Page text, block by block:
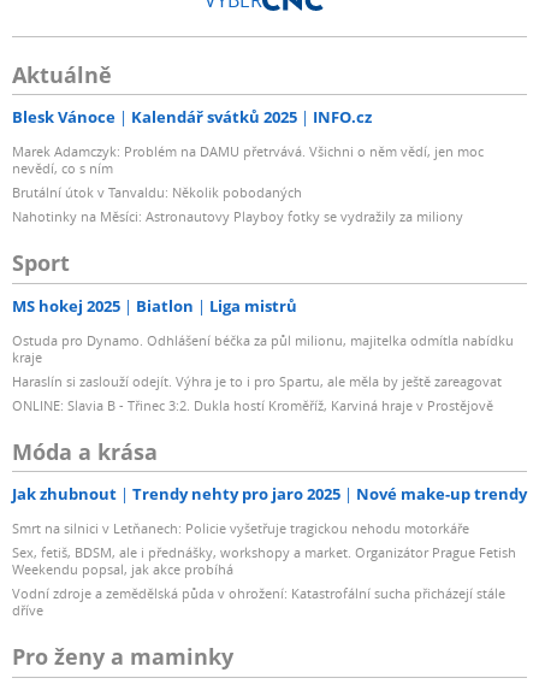
Aktuálně
Blesk Vánoce Kalendář svátků 2025 INFO.cz
Marek Adamczyk: Problém na DAMU přetrvává. Všichni o něm vědí, jen moc
nevědí, co s ním
Brutální útok v Tanvaldu: Několik pobodaných
Nahotinky na Měsíci: Astronautovy Playboy fotky se vydražily za miliony
Sport
MS hokej 2025 Biatlon Liga mistrů
Ostuda pro Dynamo. Odhlášení béčka za půl milionu, majitelka odmítla nabídku
kraje
Haraslín si zaslouží odejít. Výhra je to i pro Spartu, ale měla by ještě zareagovat
ONLINE: Slavia B - Třinec 3:2. Dukla hostí Kroměříž, Karviná hraje v Prostějově
Móda a krása
Jak zhubnout Trendy nehty pro jaro 2025 Nové make-up trendy
Smrt na silnici v Letňanech: Policie vyšetřuje tragickou nehodu motorkáře
Sex, fetiš, BDSM, ale i přednášky, workshopy a market. Organizátor Prague Fetish
Weekendu popsal, jak akce probíhá
Vodní zdroje a zemědělská půda v ohrožení: Katastrofální sucha přicházejí stále
dříve
Pro ženy a maminky